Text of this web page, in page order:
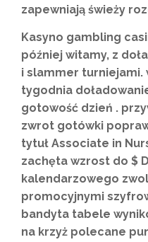
zapewniają świeży
Kasyno gambling
później witamy, z
i slammer turniejami.
tygodnia
gotowość dzień .
zwrot gotówki
tytuł Associate in
zachęta wzrost do $
kalendarzowego
promocyjnymi
bandyta tabele
na krzyż polecane